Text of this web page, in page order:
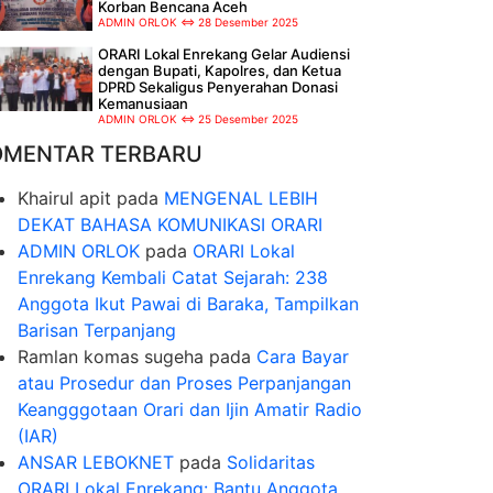
Korban Bencana Aceh
ADMIN ORLOK 28 Desember 2025
ORARI Lokal Enrekang Gelar Audiensi
dengan Bupati, Kapolres, dan Ketua
DPRD Sekaligus Penyerahan Donasi
Kemanusiaan
ADMIN ORLOK 25 Desember 2025
TERBARU
Khairul apit pada MENGENAL LEBIH
DEKAT BAHASA KOMUNIKASI ORARI
ADMIN ORLOK pada ORARI Lokal
Enrekang Kembali Catat Sejarah: 238
Anggota Ikut Pawai di Baraka, Tampilkan
Barisan Terpanjang
Ramlan komas sugeha pada Cara Bayar
atau Prosedur dan Proses Perpanjangan
Keangggotaan Orari dan Ijin Amatir Radio
(IAR)
ANSAR LEBOKNET pada Solidaritas